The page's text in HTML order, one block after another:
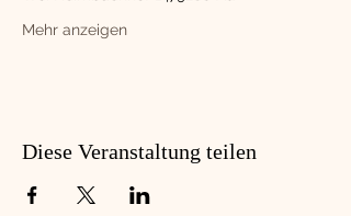
Mehr anzeigen
Diese Veranstaltung teilen